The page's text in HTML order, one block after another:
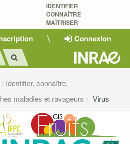
IDENTIFIER
CONNAÎTRE
MAÎTRISER
Connexion
Identifier, connaître,
maladies et ravageurs Virus